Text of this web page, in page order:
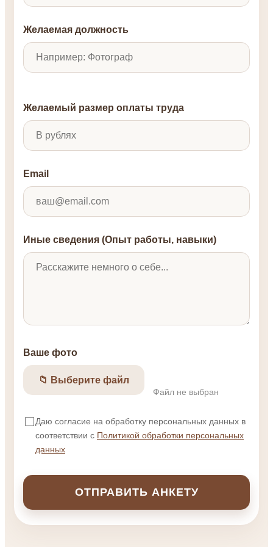
Желаемая должность
Желаемый размер оплаты труда
Email
Иные сведения (Опыт работы, навыки)
Ваше фото
📁 Выберите файл
Файл не выбран
Даю согласие на обработку персональных данных в
соответствии с Политикой обработки персональных
данных
ОТПРАВИТЬ АНКЕТУ